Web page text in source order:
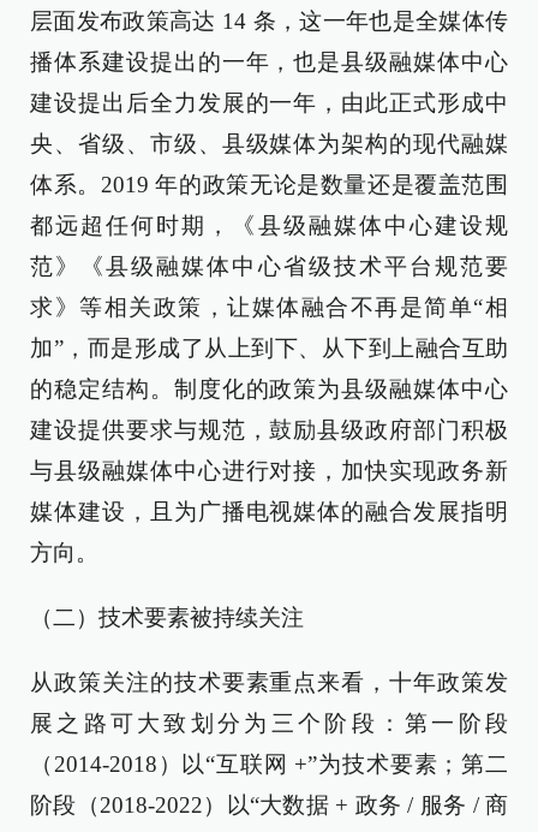
层面发布政策高达 14 条，这一年也是全媒体传
播体系建设提出的一年，也是县级融媒体中心
建设提出后全力发展的一年，由此正式形成中
央、省级、市级、县级媒体为架构的现代融媒
体系。2019 年的政策无论是数量还是覆盖范围
都远超任何时期，《县级融媒体中心建设规
范》《县级融媒体中心省级技术平台规范要
求》等相关政策，让媒体融合不再是简单“相
加”，而是形成了从上到下、从下到上融合互助
的稳定结构。制度化的政策为县级融媒体中心
建设提供要求与规范，鼓励县级政府部门积极
与县级融媒体中心进行对接，加快实现政务新
媒体建设，且为广播电视媒体的融合发展指明
方向。
（二）技术要素被持续关注
从政策关注的技术要素重点来看，十年政策发
展之路可大致划分为三个阶段：第一阶段
（2014-2018）以“互联网 +”为技术要素；第二
阶段（2018-2022）以“大数据 + 政务 / 服务 / 商